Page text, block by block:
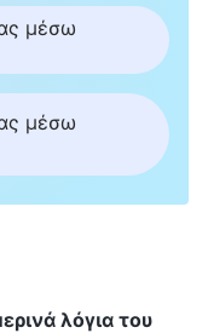
μέσω
μέσω
λόγια του